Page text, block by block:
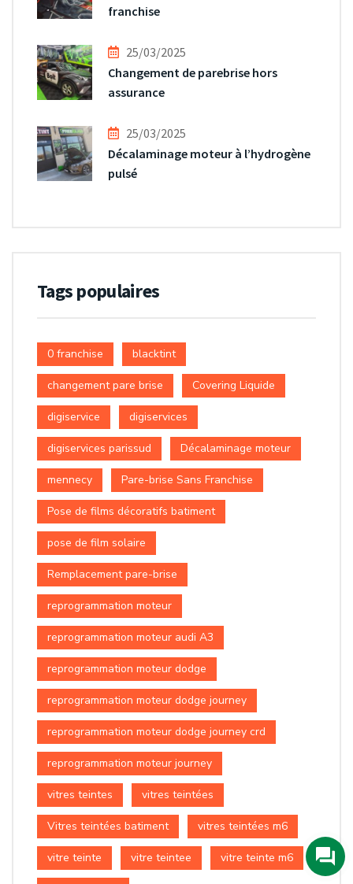
franchise
25/03/2025
Changement de parebrise hors
assurance
25/03/2025
Décalaminage moteur à l’hydrogène
pulsé
Tags populaires
0 franchise blacktint
changement pare brise Covering Liquide
digiservice digiservices
digiservices parissud Décalaminage moteur
mennecy Pare-brise Sans Franchise
Pose de films décoratifs batiment
pose de film solaire
Remplacement pare-brise
reprogrammation moteur
reprogrammation moteur audi A3
reprogrammation moteur dodge
reprogrammation moteur dodge journey
reprogrammation moteur dodge journey crd
reprogrammation moteur journey
vitres teintes vitres teintées
Vitres teintées batiment vitres teintées m6
vitre teinte vitre teintee vitre teinte m6